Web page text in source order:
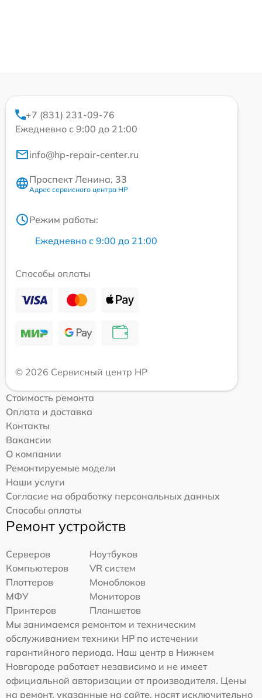
+7 (831) 231-09-76
Ежедневно с 9:00 до 21:00
info@hp-repair-center.ru
Проспект Ленина, 33
Адрес сервисного центра HP
Режим работы:
Ежедневно с 9:00 до 21:00
Способы оплаты
© 2026 Сервисный центр HP
Стоимость ремонта
Оплата и доставка
Контакты
Вакансии
О компании
Ремонтируемые модели
Наши услуги
Согласие на обработку персональных данных
Способы оплаты
Ремонт устройств
Серверов
Ноутбуков
Компьютеров
VR систем
Плоттеров
Моноблоков
МФУ
Мониторов
Принтеров
Планшетов
Мы занимаемся ремонтом и техническим
обслуживанием техники HP по истечении
гарантийного периода. Наш центр в Нижнем
Новгороде работает независимо и не имеет
официальной авторизации от производителя. Цены
на ремонт, указанные на сайте, носят исключительно